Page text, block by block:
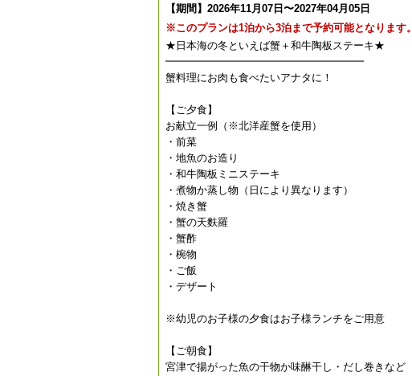
【期間】2026年11月07日〜2027年04月05日
※このプランは1泊から3泊まで予約可能となります。
★日本海の冬といえば蟹＋和牛陶板ステーキ★
━━━━━━━━━━━━━━━━━━━
蟹料理にお肉も食べたいアナタに！
【ご夕食】
お献立一例（※北洋産蟹を使用）
・前菜
・地魚のお造り
・和牛陶板ミニステーキ
・煮物か蒸し物（日により異なります）
・焼き蟹
・蟹の天麩羅
・蟹酢
・椀物
・ご飯
・デザート
※幼児のお子様の夕食はお子様ランチをご用意
【ご朝食】
宮津で揚がった魚の干物か味醂干し・だし巻きなど